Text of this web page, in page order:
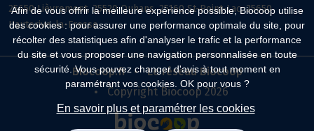
Afin de vous offrir la meilleure expérience possible, Biocoop utilise
des cookies : pour assurer une performance optimale du site, pour
récolter des statistiques afin d'analyser le trafic et la performance
du site et vous proposer une navigation personnalisée en toute
sécurité. Vous pouvez changer d'avis à tout moment en
paramétrant vos cookies. OK pour vous ?
En savoir plus et paramétrer les cookies
25650 Lièvremont, 25520 Ouhans, 25160 St-Point-Lac, 25650
Hauterive-la-Fresse
Biocoop.fr
Le réseau Biocoop
Copyright Biocoop 2026